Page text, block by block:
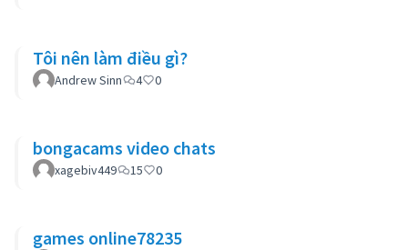
Tôi nên làm điều gì?
Andrew Sinn 4 0
bongacams video chats
xagebiv449 15 0
games online78235